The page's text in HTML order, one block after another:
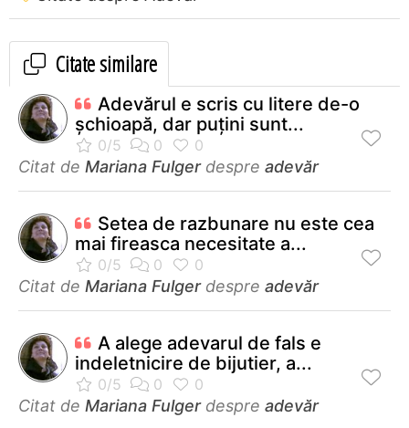
Citate similare
Adevărul e scris cu litere de-o
șchioapă, dar puțini sunt...
Citat de Mariana Fulgerdespre adevăr
Setea de razbunare nu este cea
mai fireasca necesitate a...
Citat de Mariana Fulgerdespre adevăr
A alege adevarul de fals e
indeletnicire de bijutier, a...
Citat de Mariana Fulgerdespre adevăr